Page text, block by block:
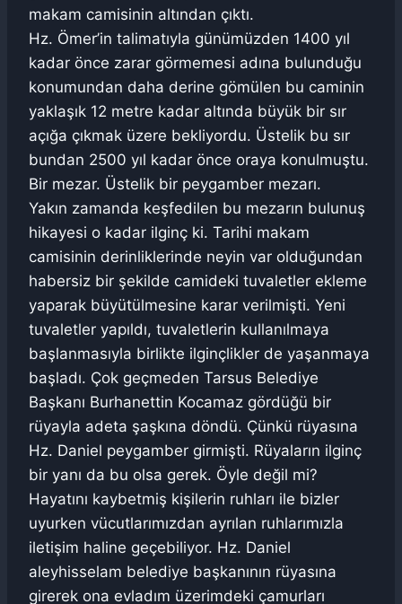
makam camisinin altından çıktı.
Hz. Ömer’in talimatıyla günümüzden 1400 yıl
kadar önce zarar görmemesi adına bulunduğu
konumundan daha derine gömülen bu caminin
yaklaşık 12 metre kadar altında büyük bir sır
açığa çıkmak üzere bekliyordu. Üstelik bu sır
bundan 2500 yıl kadar önce oraya konulmuştu.
Bir mezar. Üstelik bir peygamber mezarı.
Yakın zamanda keşfedilen bu mezarın bulunuş
hikayesi o kadar ilginç ki. Tarihi makam
camisinin derinliklerinde neyin var olduğundan
habersiz bir şekilde camideki tuvaletler ekleme
yaparak büyütülmesine karar verilmişti. Yeni
tuvaletler yapıldı, tuvaletlerin kullanılmaya
başlanmasıyla birlikte ilginçlikler de yaşanmaya
başladı. Çok geçmeden Tarsus Belediye
Başkanı Burhanettin Kocamaz gördüğü bir
rüyayla adeta şaşkına döndü. Çünkü rüyasına
Hz. Daniel peygamber girmişti. Rüyaların ilginç
bir yanı da bu olsa gerek. Öyle değil mi?
Hayatını kaybetmiş kişilerin ruhları ile bizler
uyurken vücutlarımızdan ayrılan ruhlarımızla
iletişim haline geçebiliyor. Hz. Daniel
aleyhisselam belediye başkanının rüyasına
girerek ona evladım üzerimdeki çamurları